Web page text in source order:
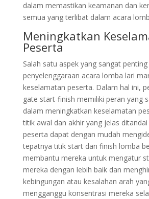
dalam memastikan keamanan dan
semua yang terlibat dalam acara
Meningkatkan
Peserta
Salah satu aspek yang sangat
penyelenggaraan acara lomba lari
keselamatan peserta. Dalam hal ini,
gate start-finish memiliki peran yang
dalam meningkatkan keselamatan
titik awal dan akhir yang jelas
peserta dapat dengan mudah
tepatnya titik start dan finish lomba
membantu mereka untuk mengatur
mereka dengan lebih baik dan
kebingungan atau kesalahan arah
mengganggu konsentrasi mereka